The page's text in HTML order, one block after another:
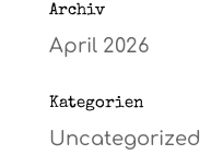
Archiv
April 2026
Kategorien
Uncategorized